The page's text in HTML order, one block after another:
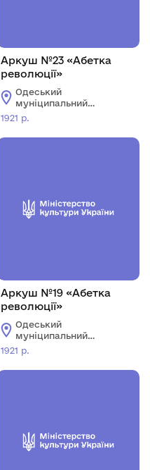
Аркуш №23 «Абетка
революції»
Одеський
муніципальний
музей особистих
колекцій імені О.В.
Блещунова
1921 р.
Аркуш №19 «Абетка
революції»
Одеський
муніципальний
музей особистих
колекцій імені О.В.
Блещунова
1921 р.